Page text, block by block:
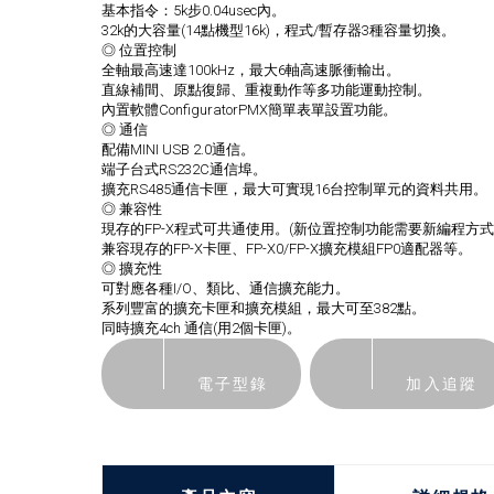
基本指令：5k步0.04usec內。
32k的大容量(14點機型16k)，程式/暫存器3種容量切換。
◎ 位置控制
全軸最高速達100kHz，最大6軸高速脈衝輸出。
直線補間、原點復歸、重複動作等多功能運動控制。
內置軟體ConfiguratorPMX簡單表單設置功能。
◎ 通信
配備MINI USB 2.0通信。
端子台式RS232C通信埠。
擴充RS485通信卡匣，最大可實現16台控制單元的資料共用。
◎ 兼容性
現存的FP-X程式可共通使用。(新位置控制功能需要新編程方
兼容現存的FP-X卡匣、FP-X0/FP-X擴充模組FP0適配器等。
◎ 擴充性
可對應各種I/O、類比、通信擴充能力。
系列豐富的擴充卡匣和擴充模組，最大可至382點。
同時擴充4ch 通信(用2個卡匣)。
電子型錄 加入追蹤